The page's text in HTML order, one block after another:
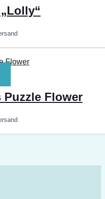
Flower